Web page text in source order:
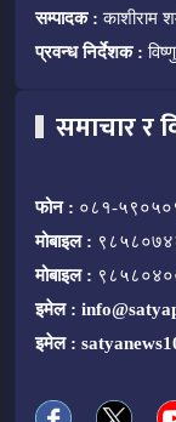
सम्पादक : काशीराम
प्रवन्ध निर्देशक :
समाचार र
फोन : ०८१-५९०५०९
मोबाइल :
मोबाइल :
इमेल :
इमेल :